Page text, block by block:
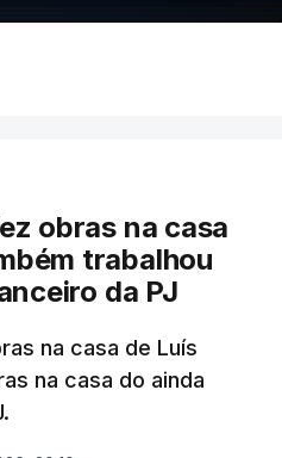
obras na casa
trabalhou
da PJ
na casa de Luís
na casa do ainda